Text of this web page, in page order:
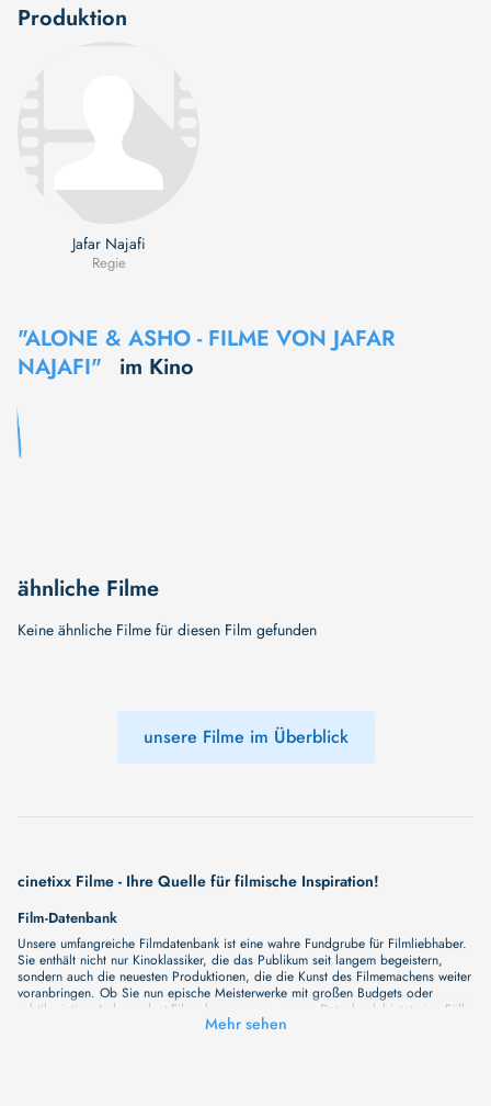
Produktion
Jafar Najafi
Regie
"ALONE & ASHO - FILME VON JAFAR
NAJAFI"
im Kino
ähnliche Filme
Keine ähnliche Filme für diesen Film gefunden
unsere Filme im Überblick
cinetixx Filme - Ihre Quelle für filmische Inspiration!
Film-Datenbank
Unsere umfangreiche Filmdatenbank ist eine wahre Fundgrube für Filmliebhaber.
Sie enthält nicht nur Kinoklassiker, die das Publikum seit langem begeistern,
sondern auch die neuesten Produktionen, die die Kunst des Filmemachens weiter
voranbringen. Ob Sie nun epische Meisterwerke mit großen Budgets oder
subtile, intime Independent-Filme bevorzugen, unsere Datenbank bietet eine Fülle
von Inhalten, die Ihr Herz und Ihren Geist berühren werden. Beim Durchstöbern
Mehr sehen